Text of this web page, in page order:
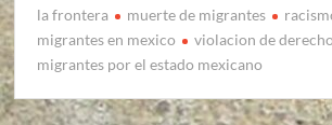
la frontera
muerte de migrantes
migrantes en mexico
violacion de
migrantes por el estado mexicano